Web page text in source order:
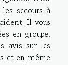
secours à
Il vous
en groupe.
avis sur les
et en même